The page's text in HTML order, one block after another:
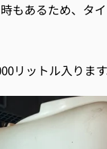
もあるため、タ
リットル入ります